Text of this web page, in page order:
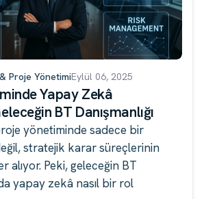
& Proje YönetimiEylül 06, 2025
Yapay Zekâ
BT Danışmanlığı
yönetiminde sadece bir
stratejik karar süreçlerinin
alıyor. Peki, geleceğin BT
yapay zekâ nasıl bir rol